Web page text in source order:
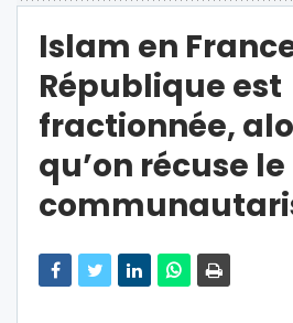
Islam en
République est
fractionnée,
qu’on récuse le